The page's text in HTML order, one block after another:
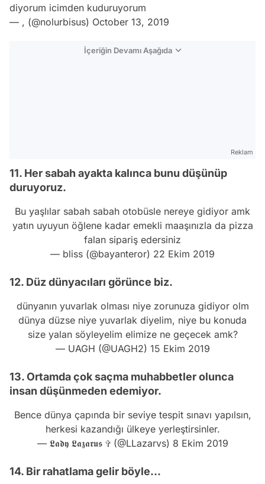
diyorum icimden kuduruyorum
— , (@nolurbisus) October 13, 2019
İçeriğin Devamı Aşağıda
Reklam
11. Her sabah ayakta kalınca bunu düşünüp
duruyoruz.
Bu yaşlılar sabah sabah otobüsle nereye gidiyor amk
yatın uyuyun öğlene kadar emekli maaşınızla da pizza
falan sipariş edersiniz
— bliss (@bayanteror) 22 Ekim 2019
12. Düz dünyacıları görünce biz.
dünyanın yuvarlak olması niye zorunuza gidiyor olm
dünya düzse niye yuvarlak diyelim, niye bu konuda
size yalan söyleyelim elimize ne geçecek amk?
— UAGH (@UAGH2) 15 Ekim 2019
13. Ortamda çok saçma muhabbetler olunca
insan düşünmeden edemiyor.
Bence dünya çapında bir seviye tespit sınavı yapılsın,
herkesi kazandığı ülkeye yerleştirsinler.
— 𝕷𝖆𝖉𝖞 𝕷𝖆𝖟𝖆𝖗𝖚𝖘 ✞ (@LLazarvs) 8 Ekim 2019
14. Bir rahatlama gelir böyle...